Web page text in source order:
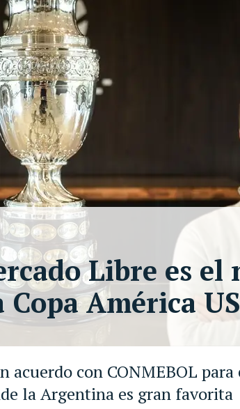
con CONMEBOL
la Argentina es gran favorita
Libre es el
América